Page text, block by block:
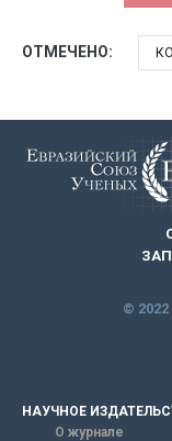
ОТМЕЧЕНО:
©
НАУЧНОЕ
О журнале